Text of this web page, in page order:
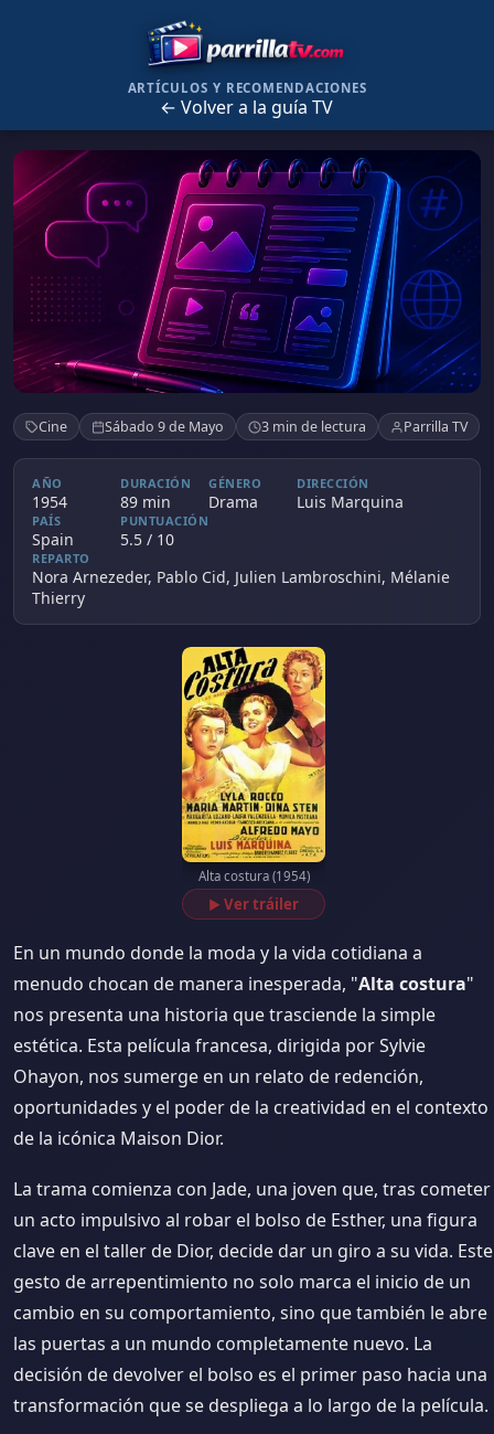
ARTÍCULOS Y RECOMENDACIONES
← Volver a la guía TV
Alta costura
Cine Sábado 9 de Mayo 3 min de lectura Parrilla TV
AÑO
1954
DURACIÓN
89 min
GÉNERO
Drama
DIRECCIÓN
Luis Marquina
PAÍS
Spain
PUNTUACIÓN
5.5 / 10
REPARTO
Nora Arnezeder, Pablo Cid, Julien Lambroschini, Mélanie
Thierry
Alta costura (1954)
▶ Ver tráiler
En un mundo donde la moda y la vida cotidiana a
menudo chocan de manera inesperada, "Alta costura"
nos presenta una historia que trasciende la simple
estética. Esta película francesa, dirigida por Sylvie
Ohayon, nos sumerge en un relato de redención,
oportunidades y el poder de la creatividad en el contexto
de la icónica Maison Dior.
La trama comienza con Jade, una joven que, tras cometer
un acto impulsivo al robar el bolso de Esther, una figura
clave en el taller de Dior, decide dar un giro a su vida. Este
gesto de arrepentimiento no solo marca el inicio de un
cambio en su comportamiento, sino que también le abre
las puertas a un mundo completamente nuevo. La
decisión de devolver el bolso es el primer paso hacia una
transformación que se despliega a lo largo de la película.